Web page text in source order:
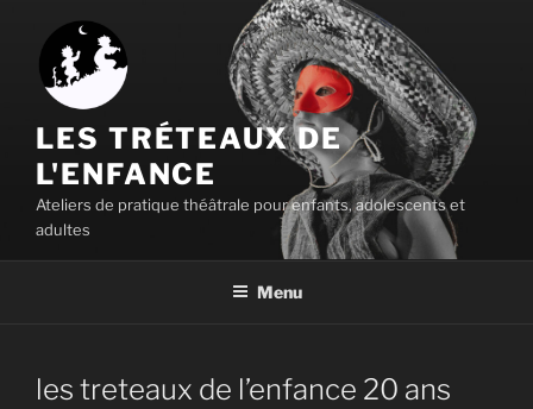
contenu
principal
LES TRÉTEAUX DE
L'ENFANCE
Ateliers de pratique théâtrale pour enfants, adolescents et
adultes
Menu
les treteaux de l’enfance 20 ans